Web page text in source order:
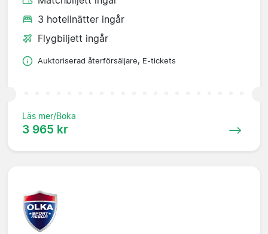
3 hotellnätter ingår
Flygbiljett ingår
Auktoriserad återförsäljare, E-tickets
Läs mer/Boka
3 965 kr